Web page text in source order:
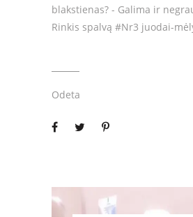
blakstienas? - Galima ir
Rinkis spalvą #Nr3 juodai-
Odeta